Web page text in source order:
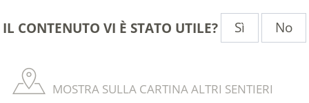
IL CONTENUTO VI È STATO UTILE? Sì No
MOSTRA SULLA CARTINA ALTRI SENTIERI